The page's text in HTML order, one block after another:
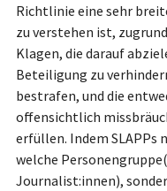
Richtlinie eine sehr
zu verstehen ist,
Klagen, die darauf
Beteiligung zu
bestrafen, und die
offensichtlich
erfüllen. Indem SLAPPs
welche
Journalist:innen),